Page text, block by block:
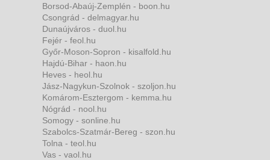
Borsod-Abaúj-Zemplén - boon.hu
Csongrád - delmagyar.hu
Dunaújváros - duol.hu
Fejér - feol.hu
Győr-Moson-Sopron - kisalfold.hu
Hajdú-Bihar - haon.hu
Heves - heol.hu
Jász-Nagykun-Szolnok - szoljon.hu
Komárom-Esztergom - kemma.hu
Nógrád - nool.hu
Somogy - sonline.hu
Szabolcs-Szatmár-Bereg - szon.hu
Tolna - teol.hu
Vas - vaol.hu